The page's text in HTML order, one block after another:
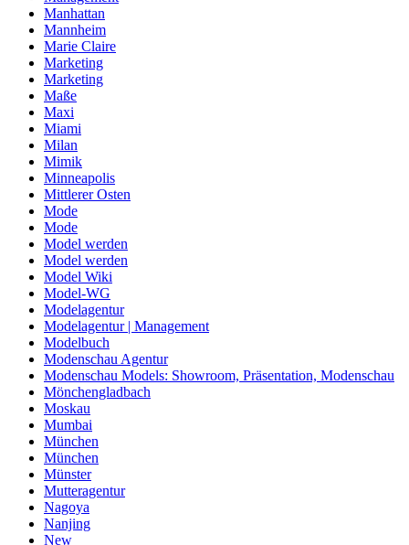
Manhattan
Mannheim
Marie Claire
Marketing
Marketing
Maße
Maxi
Miami
Milan
Mimik
Minneapolis
Mittlerer Osten
Mode
Mode
Model werden
Model werden
Model Wiki
Model-WG
Modelagentur
Modelagentur | Management
Modelbuch
Modenschau Agentur
Modenschau Models: Showroom, Präsentation, Modenschau
Mönchengladbach
Moskau
Mumbai
München
München
Münster
Mutteragentur
Nagoya
Nanjing
New